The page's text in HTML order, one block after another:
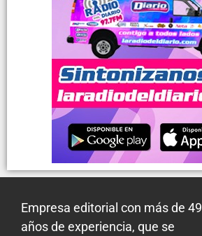
Empresa editorial con más de 49
años de experiencia, que se